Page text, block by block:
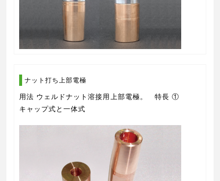
ナット打ち上部電極
用法 ウェルドナット溶接用上部電極。 特長 ①
キャップ式と一体式